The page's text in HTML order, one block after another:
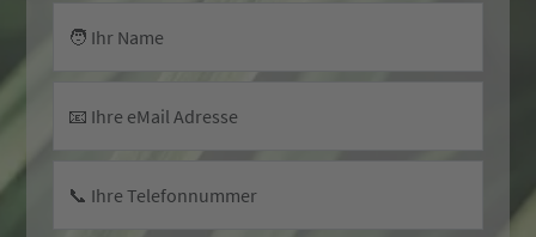
🧑 Ihr Name
📧 Ihre eMail Adresse
📞 Ihre Telefonnummer